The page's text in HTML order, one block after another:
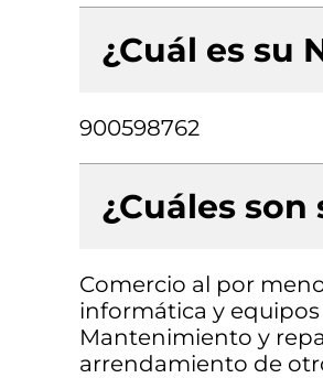
¿Cuál es su
900598762
¿Cuáles
Comercio al por
informática y
Mantenimiento y
arrendamiento de